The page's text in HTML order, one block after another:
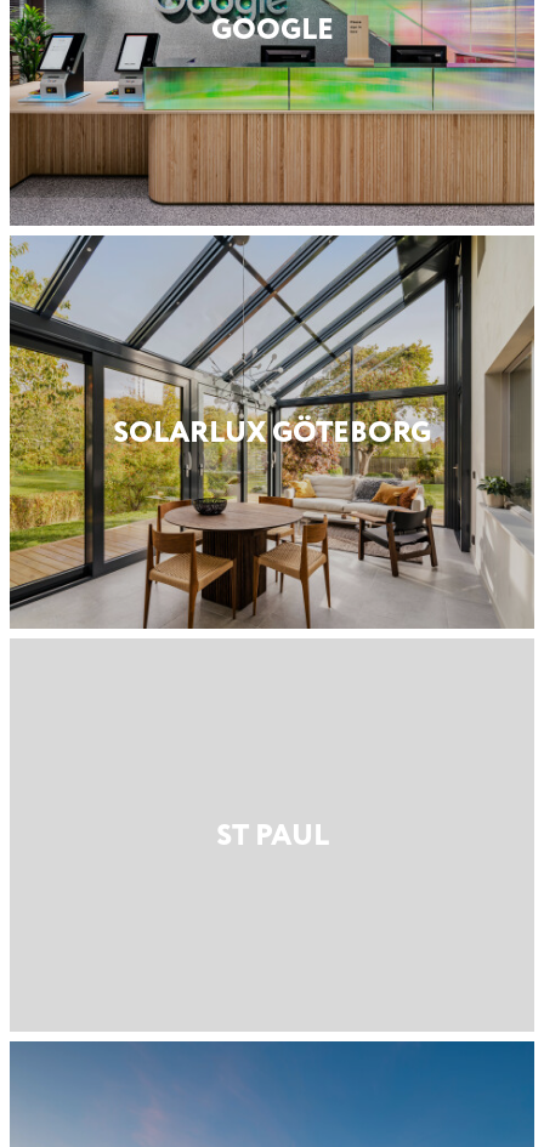
GOOGLE
SOLARLUX GÖTEBORG
ST PAUL